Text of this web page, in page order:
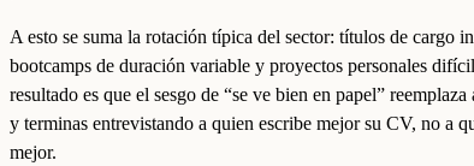
A esto se suma la rotación típica del sector: títulos de cargo
bootcamps de duración variable y proyectos personales
resultado es que el sesgo de “se ve bien en papel”
y terminas entrevistando a quien escribe mejor su CV, no a
mejor.